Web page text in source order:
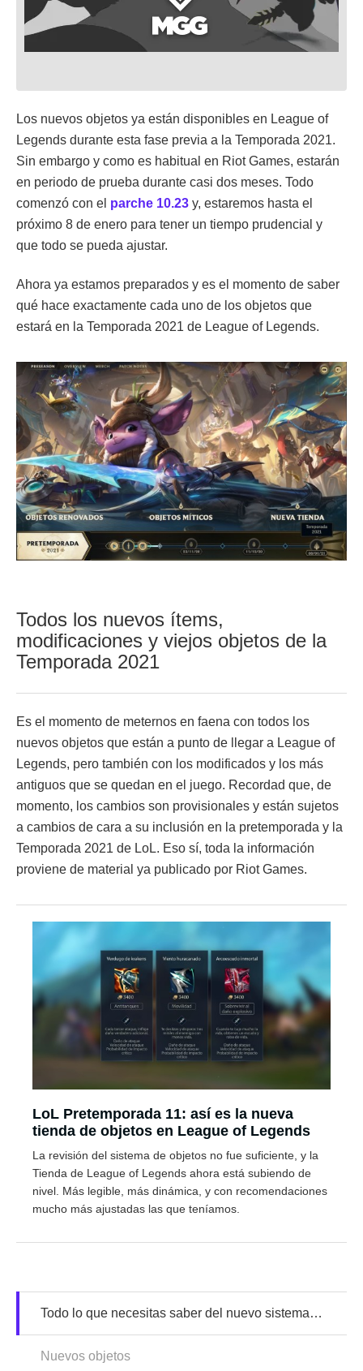
Los nuevos objetos ya están disponibles en League of
Legends durante esta fase previa a la Temporada 2021.
Sin embargo y como es habitual en Riot Games, estarán
en periodo de prueba durante casi dos meses. Todo
comenzó con el parche 10.23 y, estaremos hasta el
próximo 8 de enero para tener un tiempo prudencial y
que todo se pueda ajustar.
Ahora ya estamos preparados y es el momento de saber
qué hace exactamente cada uno de los objetos que
estará en la Temporada 2021 de League of Legends.
Todos los nuevos ítems,
modificaciones y viejos objetos de la
Temporada 2021
Es el momento de meternos en faena con todos los
nuevos objetos que están a punto de llegar a League of
Legends, pero también con los modificados y los más
antiguos que se quedan en el juego. Recordad que, de
momento, los cambios son provisionales y están sujetos
a cambios de cara a su inclusión en la pretemporada y la
Temporada 2021 de LoL. Eso sí, toda la información
proviene de material ya publicado por Riot Games.
LoL Pretemporada 11: así es la nueva
tienda de objetos en League of Legends
La revisión del sistema de objetos no fue suficiente, y la
Tienda de League of Legends ahora está subiendo de
nivel. Más legible, más dinámica, y con recomendaciones
mucho más ajustadas las que teníamos.
Todo lo que necesitas saber del nuevo sistema de ítems
Nuevos objetos